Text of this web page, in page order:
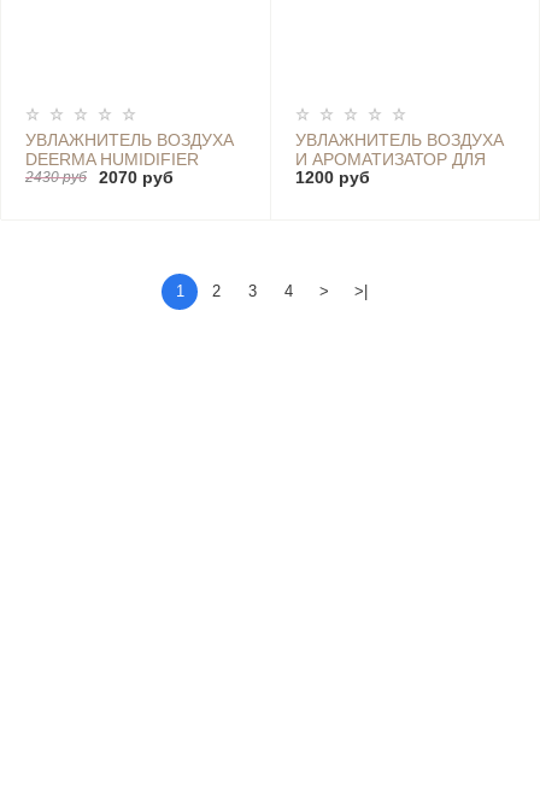
УВЛАЖНИТЕЛЬ ВОЗДУХА
DEERMA HUMIDIFIER
DEM-F590
2430 руб 2070 руб
УВЛАЖНИТЕЛЬ ВОЗДУХА
И АРОМАТИЗАТОР ДЛЯ
АВТОМОБИЛЯ DEERMA
1200 руб
1 2 3 4 > >|